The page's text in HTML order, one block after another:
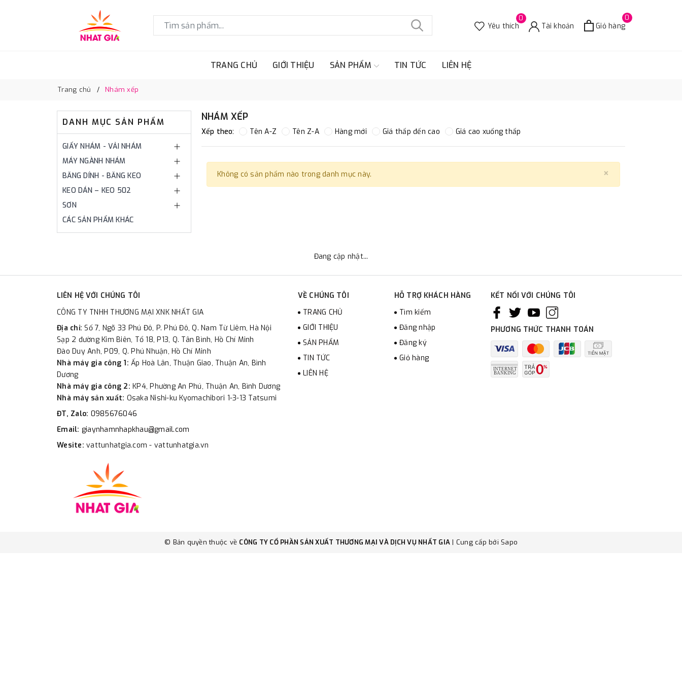
0
Yêu thích Tài khoản
0
Giỏ hàng
TRANG CHỦ GIỚI THIỆU SẢN PHẨM TIN TỨC LIÊN HỆ
Trang chủ Nhám xếp
DANH MỤC SẢN PHẨM
GIẤY NHÁM - VẢI NHÁM
MÁY NGÀNH NHÁM
BĂNG DÍNH - BĂNG KEO
KEO DÁN – KEO 502
SƠN
CÁC SẢN PHẨM KHÁC
NHÁM XẾP
Xếp theo: Tên A-Z Tên Z-A Hàng mới Giá thấp đến cao Giá cao xuống thấp
×
Không có sản phẩm nào trong danh mục này.
Đang cập nhật...
LIÊN HỆ VỚI CHÚNG TÔI
CÔNG TY TNHH THƯƠNG MẠI XNK NHẤT GIA
Địa chỉ:Số 7, Ngõ 33 Phú Đô, P. Phú Đô, Q. Nam Từ Liêm, Hà Nội
Sạp 2 đường Kim Biên, Tổ 18, P13, Q. Tân Bình, Hồ Chí Minh
Đào Duy Anh, P09, Q. Phú Nhuận, Hồ Chí Minh
Nhà máy gia công 1: Ấp Hoà Lân, Thuận Giao, Thuận An, Bình
Dương
Nhà máy gia công 2: KP4, Phường An Phú, Thuận An, Bình Dương
Nhà máy sản xuất: Osaka Nishi-ku Kyomachibori 1-3-13 Tatsumi
ĐT, Zalo: 0985676046
Email: giaynhamnhapkhau@gmail.com
Wesite: vattunhatgia.com - vattunhatgia.vn
VỀ CHÚNG TÔI
TRANG CHỦ
GIỚI THIỆU
SẢN PHẨM
TIN TỨC
LIÊN HỆ
HỖ TRỢ KHÁCH HÀNG
Tìm kiếm
Đăng nhập
Đăng ký
Giỏ hàng
KẾT NỐI VỚI CHÚNG TÔI
PHƯƠNG THỨC THANH TOÁN
© Bản quyền thuộc về CÔNG TY CỔ PHẦN SẢN XUẤT THƯƠNG MẠI VÀ DỊCH VỤ NHẤT GIA | Cung cấp bởi Sapo